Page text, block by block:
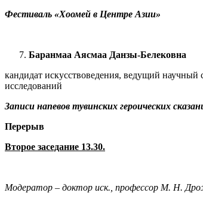
Фестиваль «Хоомей в Центре Азии»
Баранмаа Аясмаа Данзы-Белековна
кандидат искусствоведения, ведущий
исследований
Записи напевов тувинских героических
Перерыв
Второе заседание 13.30.
Модератор – доктор иск., профессор М. Н.